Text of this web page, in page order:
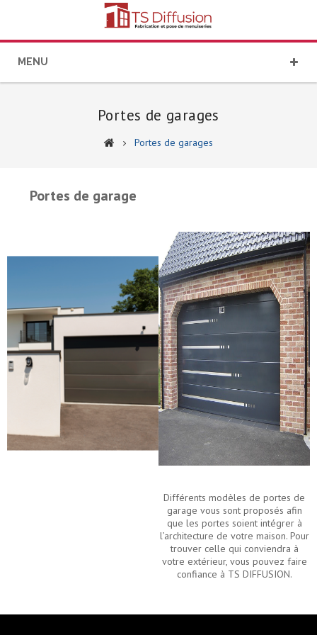
MENU
Portes de garages
Portes de garages
Portes de garage
Différents modèles de portes de
garage vous sont proposés afin
que les portes soient intégrer à
l’architecture de votre maison. Pour
trouver celle qui conviendra à
votre extérieur, vous pouvez faire
confiance à TS DIFFUSION.